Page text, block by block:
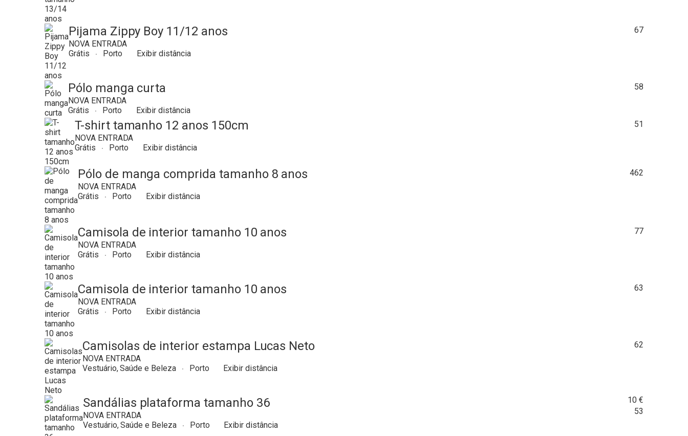
Pijama Zippy Boy 11/12 anos
NOVA ENTRADA
Grátis
Porto Exibir distância
67
Pólo manga curta
NOVA ENTRADA
Grátis
Porto Exibir distância
58
T-shirt tamanho 12 anos 150cm
NOVA ENTRADA
Grátis
Porto Exibir distância
51
Pólo de manga comprida tamanho 8 anos
NOVA ENTRADA
Grátis
Porto Exibir distância
462
Camisola de interior tamanho 10 anos
NOVA ENTRADA
Grátis
Porto Exibir distância
77
Camisola de interior tamanho 10 anos
NOVA ENTRADA
Grátis
Porto Exibir distância
63
Camisolas de interior estampa Lucas Neto
NOVA ENTRADA
Vestuário, Saúde e Beleza
Porto Exibir distância
62
Sandálias plataforma tamanho 36
NOVA ENTRADA
Vestuário, Saúde e Beleza
Porto Exibir distância
10 €
53